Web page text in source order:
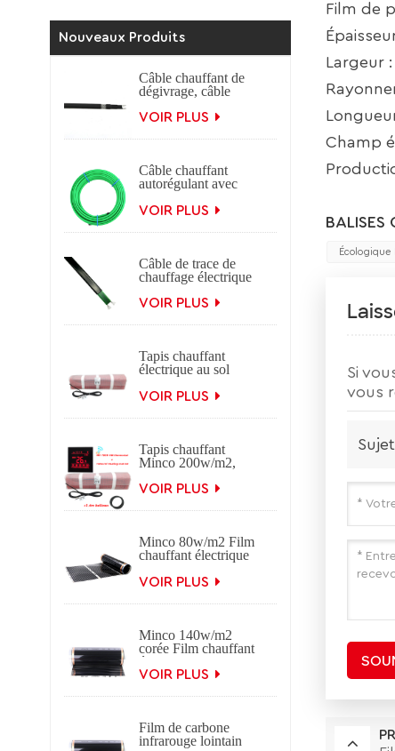
Nouveaux Produits
Câble chauffant de
dégivrage, câble
régulant, 220v
VOIR PLUS
Câble chauffant
autorégulant avec
contre le gel Câble
autorégulant pour les
toiture et de
gouttière.
VOIR PLUS
Câble de trace de
chauffage électrique
24V 36V 48V 220V,
neige et de la glace
VOIR PLUS
Tapis chauffant
électrique au sol
VOIR PLUS
Tapis chauffant
Minco 200w/m2,
largeur 0.5m
VOIR PLUS
Minco 80w/m2 Film
chauffant électrique
carbone
VOIR PLUS
Minco 140w/m2
corée Film chauffant
électrique infrarouge
lointain carbone
VOIR PLUS
Film de carbone
infrarouge lointain
Film de
Largeur
Champ
BALISES
Écologique
Si
vous